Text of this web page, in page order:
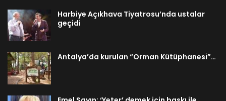
Harbiye Açıkhava Tiyatrosu’nda ustalar
geçidi
Antalya’da kurulan “Orman Kütüphanesi”…